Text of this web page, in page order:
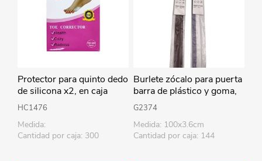
Protector para quinto dedo
de silicona x2, en caja
HC1476
Medida:
Cantidad por caja: 300
Burlete zócalo para puerta
barra de plástico y goma,
en bolsa, varios colores
G2374
Medida: 100x3.6cm
Cantidad por caja: 144